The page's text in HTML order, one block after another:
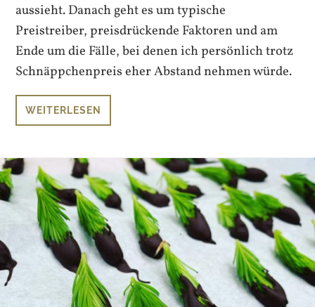
aussieht. Danach geht es um typische
Preistreiber, preisdrückende Faktoren und am
Ende um die Fälle, bei denen ich persönlich trotz
Schnäppchenpreis eher Abstand nehmen würde.
WEITERLESEN